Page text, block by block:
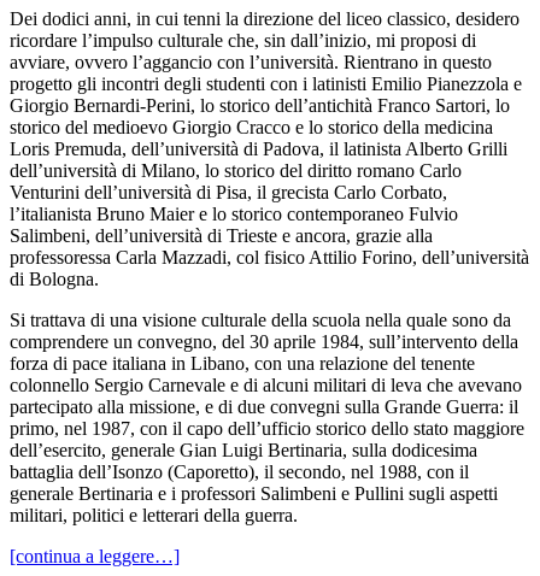
Dei dodici anni, in cui tenni la direzione del liceo classico, desidero
ricordare l’impulso culturale che, sin dall’inizio, mi proposi di
avviare, ovvero l’aggancio con l’università. Rientrano in questo
progetto gli incontri degli studenti con i latinisti Emilio Pianezzola e
Giorgio Bernardi-Perini, lo storico dell’antichità Franco Sartori, lo
storico del medioevo Giorgio Cracco e lo storico della medicina
Loris Premuda, dell’università di Padova, il latinista Alberto Grilli
dell’università di Milano, lo storico del diritto romano Carlo
Venturini dell’università di Pisa, il grecista Carlo Corbato,
l’italianista Bruno Maier e lo storico contemporaneo Fulvio
Salimbeni, dell’università di Trieste e ancora, grazie alla
professoressa Carla Mazzadi, col fisico Attilio Forino, dell’università
di Bologna.
Si trattava di una visione culturale della scuola nella quale sono da
comprendere un convegno, del 30 aprile 1984, sull’intervento della
forza di pace italiana in Libano, con una relazione del tenente
colonnello Sergio Carnevale e di alcuni militari di leva che avevano
partecipato alla missione, e di due convegni sulla Grande Guerra: il
primo, nel 1987, con il capo dell’ufficio storico dello stato maggiore
dell’esercito, generale Gian Luigi Bertinaria, sulla dodicesima
battaglia dell’Isonzo (Caporetto), il secondo, nel 1988, con il
generale Bertinaria e i professori Salimbeni e Pullini sugli aspetti
militari, politici e letterari della guerra.
[continua a leggere…]